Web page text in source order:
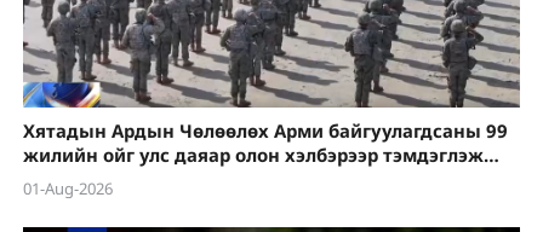
Хятадын Ардын Чөлөөлөх Арми байгуулагдсаны 99
жилийн ойг улс даяар олон хэлбэрээр тэмдэглэж
байна
01-Aug-2026